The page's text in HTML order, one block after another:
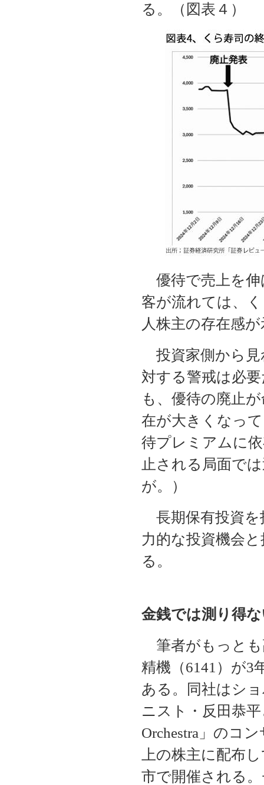
る。（図表４）
優待で売上を伸
客が流れては、
人株主の存在感
投資家側から見
対する警戒は必
も、優待の廃止
在が大きくなっ
待プレミアムに
止される局面で
が。）
長期保有投資を
力的な投資機会
る。
金銭では測り得
筆者がもっとも
精機（6141）が3
ある。同社はシ
ニスト・反田恭平
Orchestra」のコ
上の株主に配布
市で開催される